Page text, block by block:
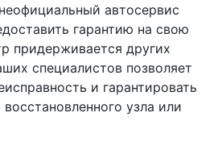
автосервис
гарантию на свою
придерживается других
специалистов позволяет
и гарантировать
узла или